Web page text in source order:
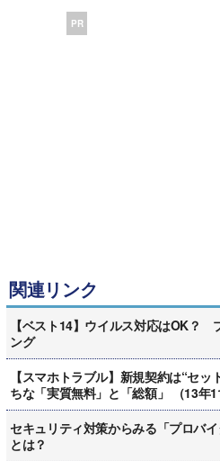
PR
関連リンク
【ベスト14】ウイルス対応はOK？
ング
【スマホトラブル】新規契約は“セ
ちな「実質無料」と「総額」 （13年
セキュリティ対策からみる「プロバ
とは？